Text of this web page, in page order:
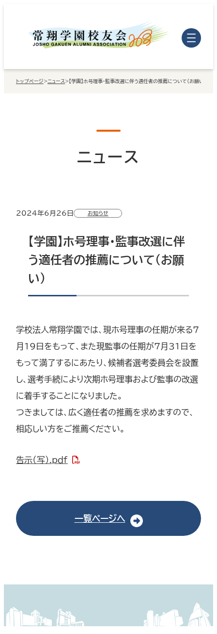
トップページ > ニュース > 【学園】ホ号理事・監事改選に伴う適任者の推薦について（お願い）
ニュース
2024年6月26日 お知らせ
【学園】ホ号理事・監事改選に伴
う適任者の推薦について（お願
い）
学校法人常翔学園では、現ホ号理事の任期が来る7
月19日をもって、また現監事の任期が7月31日を
もって満了するにあたり、候補者選考委員会を設置
し、選考手続により次期ホ号理事および監事の改選
に着手することになりました。
つきましては、広く適任者の推薦を求めますので、
相応しい方をご推薦ください。
告示（写）.pdf
一覧ページへ